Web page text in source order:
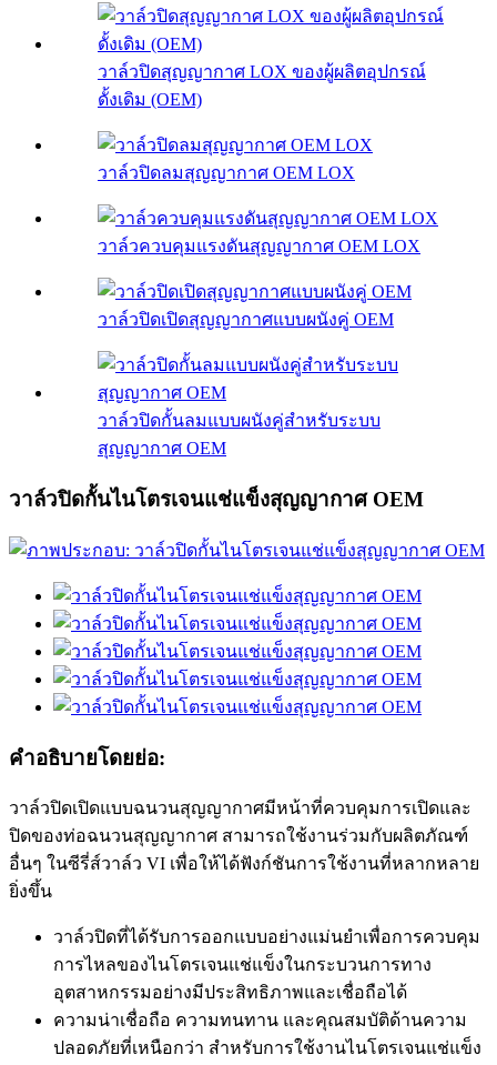
วาล์วปิดสุญญากาศ LOX ของผู้ผลิตอุปกรณ์
ดั้งเดิม (OEM)
วาล์วปิดลมสุญญากาศ OEM LOX
วาล์วควบคุมแรงดันสุญญากาศ OEM LOX
วาล์วปิดเปิดสุญญากาศแบบผนังคู่ OEM
วาล์วปิดกั้นลมแบบผนังคู่สำหรับระบบ
สุญญากาศ OEM
วาล์วปิดกั้นไนโตรเจนแช่แข็งสุญญากาศ OEM
คำอธิบายโดยย่อ:
วาล์วปิดเปิดแบบฉนวนสุญญากาศมีหน้าที่ควบคุมการเปิดและ
ปิดของท่อฉนวนสุญญากาศ สามารถใช้งานร่วมกับผลิตภัณฑ์
อื่นๆ ในซีรี่ส์วาล์ว VI เพื่อให้ได้ฟังก์ชันการใช้งานที่หลากหลาย
ยิ่งขึ้น
วาล์วปิดที่ได้รับการออกแบบอย่างแม่นยำเพื่อการควบคุม
การไหลของไนโตรเจนแช่แข็งในกระบวนการทาง
อุตสาหกรรมอย่างมีประสิทธิภาพและเชื่อถือได้
ความน่าเชื่อถือ ความทนทาน และคุณสมบัติด้านความ
ปลอดภัยที่เหนือกว่า สำหรับการใช้งานไนโตรเจนแช่แข็ง